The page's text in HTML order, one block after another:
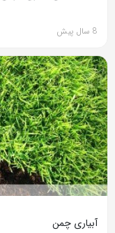
8 سال پیش
آبیاری چمن